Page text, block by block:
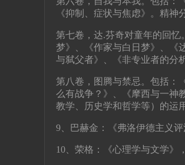
《抑制、症状与焦虑》。精
第七卷，达.芬奇对童年的回忆
梦》、《作家与白日梦》、《
与弑父者》、《非专业者的分
第八卷，图腾与禁忌。包括：
么有战争？》、《摩西与一神
教学、历史学和哲学等）的运
9、巴赫金：《弗洛伊德主义
10、荣格：《心理学与文学》